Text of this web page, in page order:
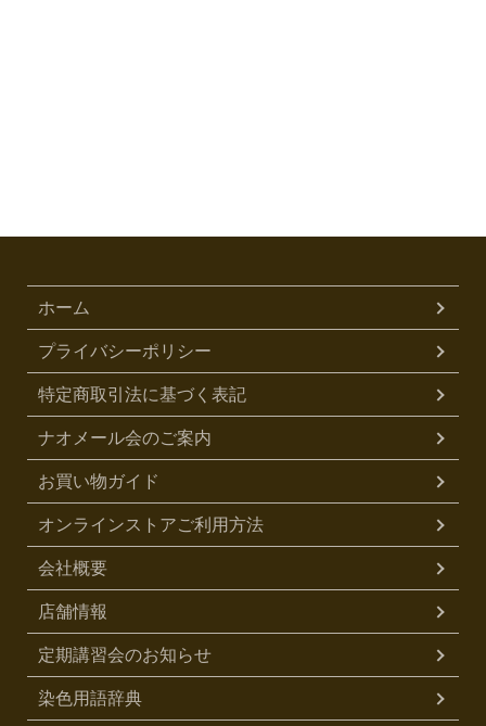
ホーム
プライバシーポリシー
特定商取引法に基づく表記
ナオメール会のご案内
お買い物ガイド
オンラインストアご利用方法
会社概要
店舗情報
定期講習会のお知らせ
染色用語辞典